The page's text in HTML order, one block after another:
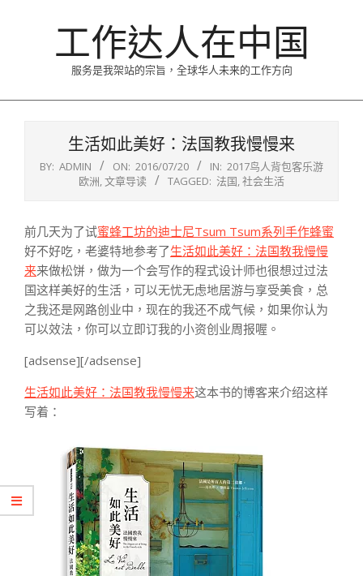
工作达人在中国
服务是我架站的宗旨，全球华人未来的工作方向
生活如此美好：法国教我慢慢来
BY: ADMIN ON: 2016/07/20 IN: 2017鸟人背包客乐游
欧洲,文章导读 TAGGED: 法国,社会生活
前几天为了试蜜蜂工坊的迪士尼Tsum Tsum系列手作蜂蜜
好不好吃，老婆特地参考了生活如此美好：法国教我慢慢
来来做松饼，做为一个会写作的程式设计师也很想过过法
国这样美好的生活，可以无忧无虑地居游与享受美食，总
之我还是网路创业中，现在的我还不成气候，如果你认为
可以效法，你可以立即订我的小资创业周报喔。
[adsense][/adsense]
生活如此美好：法国教我慢慢来这本书的博客来介绍这样
写着：